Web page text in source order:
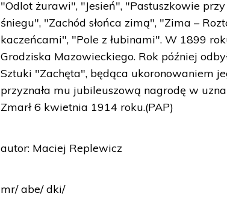
"Odlot żurawi", "Jesień", "Pastuszkowie
śniegu", "Zachód słońca zimą", "Zima –
kaczeńcami", "Pole z łubinami". W 1899
Grodziska Mazowieckiego. Rok później
Sztuki "Zachęta", będąca ukoronowaniem
przyznała mu jubileuszową nagrodę w
Zmarł 6 kwietnia 1914 roku.(PAP)
autor: Maciej Replewicz
mr/ abe/ dki/